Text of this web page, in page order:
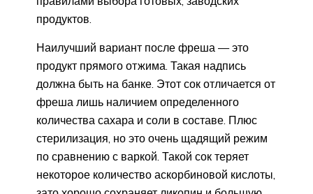
продуктов.
Наилучший вариант после фреша — это
продукт прямого отжима. Такая надпись
должна быть на банке. Этот сок отличается от
фреша лишь наличием определенного
количества сахара и соли в составе. Плюс
стерилизация, но это очень щадящий режим
по сравнению с варкой. Такой сок теряет
некоторое количество аскорбиновой кислоты,